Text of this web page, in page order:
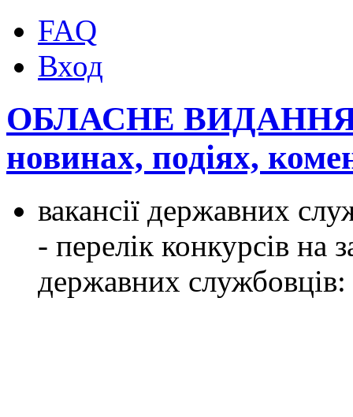
FAQ
Вход
ОБЛАСНЕ
новинах, подіях,
вакансії державних
- перелік конкурсів на
державних службовців: